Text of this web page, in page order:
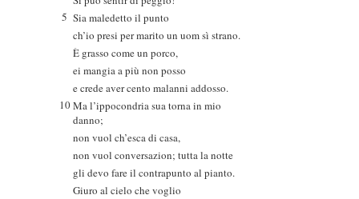
5 Sia maledetto il punto
ch’io presi per marito un uom sì strano.
È grasso come un porco,
ei mangia a più non posso
e crede aver cento malanni addosso.
10Ma l’ippocondria sua torna in mio
danno;
non vuol ch’esca di casa,
non vuol conversazion; tutta la notte
gli devo fare il contrapunto al pianto.
Giuro al cielo che voglio